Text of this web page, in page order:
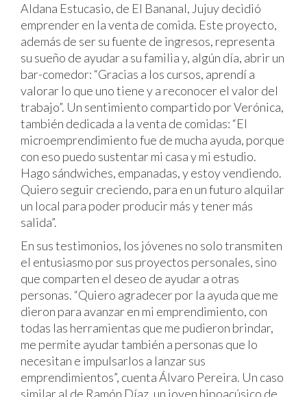
Aldana Estucasio, de El Bananal, Jujuy decidió
emprender en la venta de comida. Este proyecto,
además de ser su fuente de ingresos, representa
su sueño de ayudar a su familia y, algún día, abrir un
bar-comedor: “Gracias a los cursos, aprendí a
valorar lo que uno tiene y a reconocer el valor del
trabajo”. Un sentimiento compartido por Verónica,
también dedicada a la venta de comidas: “El
microemprendimiento fue de mucha ayuda, porque
con eso puedo sustentar mi casa y mi estudio.
Hago sándwiches, empanadas, y estoy vendiendo.
Quiero seguir creciendo, para en un futuro alquilar
un local para poder producir más y tener más
salida”.
En sus testimonios, los jóvenes no solo transmiten
el entusiasmo por sus proyectos personales, sino
que comparten el deseo de ayudar a otras
personas. “Quiero agradecer por la ayuda que me
dieron para avanzar en mi emprendimiento, con
todas las herramientas que me pudieron brindar,
me permite ayudar también a personas que lo
necesitan e impulsarlos a lanzar sus
emprendimientos”, cuenta Álvaro Pereira. Un caso
similar al de Ramón Díaz, un joven hipoacúsico de